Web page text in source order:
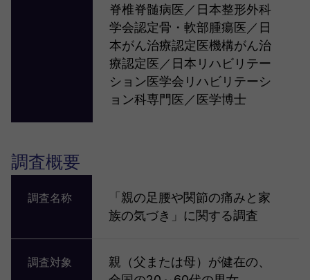
脊椎脊髄病医／日本整形外科
学会認定骨・軟部腫瘍医／日
本がん治療認定医機構がん治
療認定医／日本リハビリテー
ション医学会リハビリテーシ
ョン科専門医／医学博士
調査概要
調査名称
「親の足腰や関節の痛みと家
族の気づき」に関する調査
調査対象
親（父または母）が健在の、